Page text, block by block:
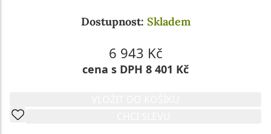
Dostupnost: Skladem
6 943 Kč
cena s DPH 8 401 Kč